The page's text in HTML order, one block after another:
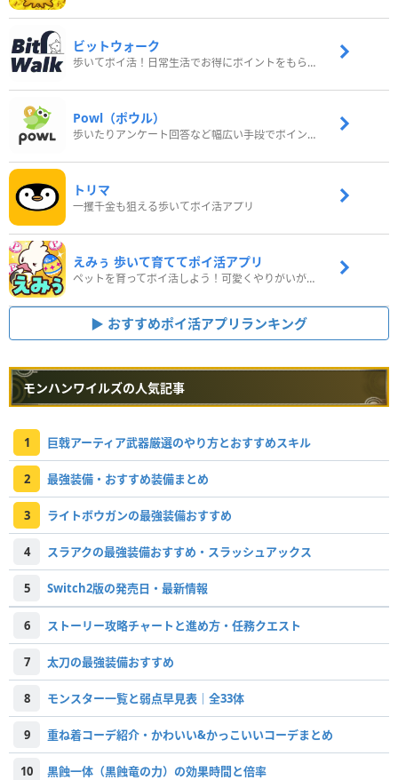
ビットウォーク
歩いてポイ活！日常生活でお得にポイントをもらおう
Powl（ポウル）
歩いたりアンケート回答など幅広い手段でポイントをゲット
トリマ
一攫千金も狙える歩いてポイ活アプリ
えみぅ 歩いて育ててポイ活アプリ
ペットを育ってポイ活しよう！可愛くやりがいがある新感覚アプリ
おすすめポイ活アプリランキング
モンハンワイルズの人気記事
1 巨戟アーティア武器厳選のやり方とおすすめスキル
2 最強装備・おすすめ装備まとめ
3 ライトボウガンの最強装備おすすめ
4 スラアクの最強装備おすすめ・スラッシュアックス
5 Switch2版の発売日・最新情報
6 ストーリー攻略チャートと進め方・任務クエスト
7 太刀の最強装備おすすめ
8 モンスター一覧と弱点早見表｜全33体
9 重ね着コーデ紹介・かわいい&かっこいいコーデまとめ
10 黒蝕一体（黒蝕竜の力）の効果時間と倍率